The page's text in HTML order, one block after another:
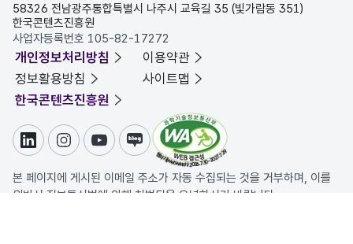
58326 전남광주통합특별시 나주시 교육길 35 (빛가람동 351)
한국콘텐츠진흥원
사업자등록번호 105-82-17272
개인정보처리방침
이용약관
정보활용방침
사이트맵
한국콘텐츠진흥원
링크드인인스타그램
유튜브블로그
본 페이지에 게시된 이메일 주소가 자동 수집되는 것을 거부하며, 이를
위반시 정보통신법에 의해 처벌됨을 유념하시기 바랍니다.